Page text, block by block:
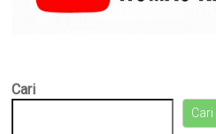
Cari
Cari